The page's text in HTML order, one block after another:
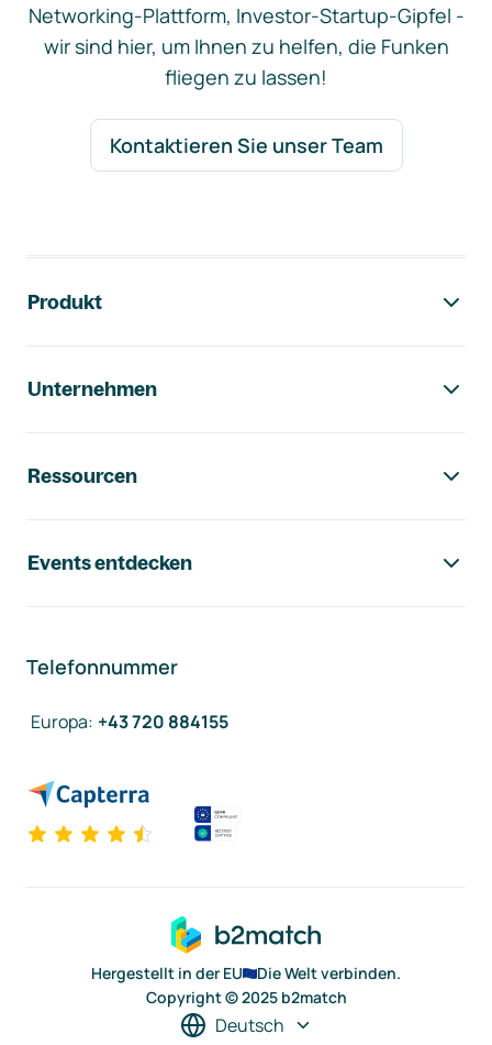
Networking-Plattform, Investor-Startup-Gipfel -
wir sind hier, um Ihnen zu helfen, die Funken
fliegen zu lassen!
Kontaktieren Sie unser Team
Produkt
Unternehmen
Ressourcen
Events entdecken
Telefonnummer
Europa: +43 720 884155
Hergestellt in der EU
Die Welt verbinden.
Copyright © 2025 b2match
Deutsch